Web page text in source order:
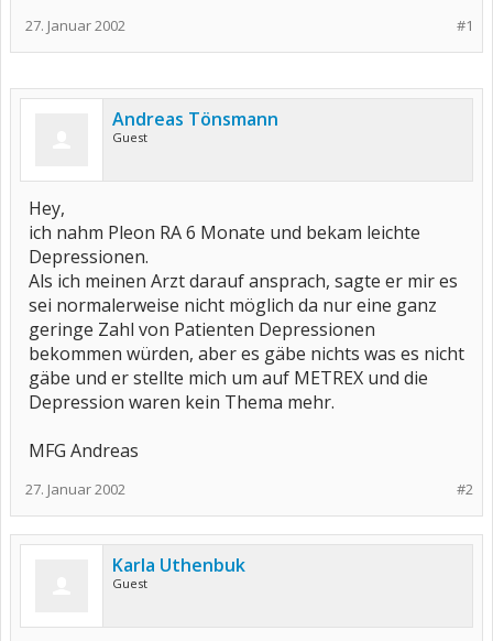
#1
27. Januar 2002
Andreas Tönsmann
Guest
Hey,
ich nahm Pleon RA 6 Monate und bekam leichte
Depressionen.
Als ich meinen Arzt darauf ansprach, sagte er mir es
sei normalerweise nicht möglich da nur eine ganz
geringe Zahl von Patienten Depressionen
bekommen würden, aber es gäbe nichts was es nicht
gäbe und er stellte mich um auf METREX und die
Depression waren kein Thema mehr.
MFG Andreas
#2
27. Januar 2002
Karla Uthenbuk
Guest